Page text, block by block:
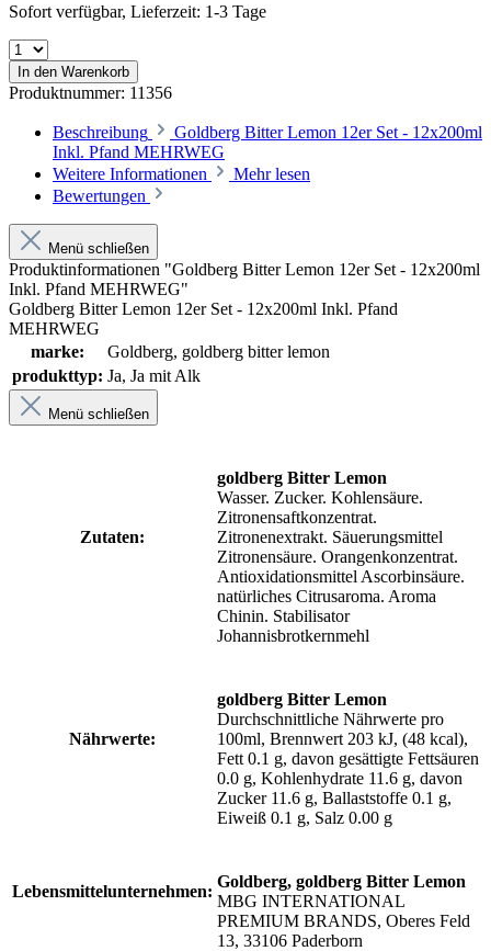
Sofort verfügbar, Lieferzeit: 1-3 Tage
In den Warenkorb
Produktnummer: 11356
Beschreibung
Goldberg Bitter Lemon 12er Set - 12x200ml
Inkl. Pfand MEHRWEG
Weitere Informationen
Mehr lesen
Bewertungen
Menü schließen
Produktinformationen "Goldberg Bitter Lemon 12er Set - 12x200ml
Inkl. Pfand MEHRWEG"
Goldberg Bitter Lemon 12er Set - 12x200ml Inkl. Pfand
MEHRWEG
marke:
Goldberg, goldberg bitter lemon
produkttyp: Ja, Ja mit Alk
Menü schließen
Zutaten:
goldberg Bitter Lemon
Wasser. Zucker. Kohlensäure.
Zitronensaftkonzentrat.
Zitronenextrakt. Säuerungsmittel
Zitronensäure. Orangenkonzentrat.
Antioxidationsmittel Ascorbinsäure.
natürliches Citrusaroma. Aroma
Chinin. Stabilisator
Johannisbrotkernmehl
Nährwerte:
goldberg Bitter Lemon
Durchschnittliche Nährwerte pro
100ml, Brennwert 203 kJ, (48 kcal),
Fett 0.1 g, davon gesättigte Fettsäuren
0.0 g, Kohlenhydrate 11.6 g, davon
Zucker 11.6 g, Ballaststoffe 0.1 g,
Eiweiß 0.1 g, Salz 0.00 g
Lebensmittelunternehmen:
Goldberg, goldberg Bitter Lemon
MBG INTERNATIONAL
PREMIUM BRANDS, Oberes Feld
13, 33106 Paderborn